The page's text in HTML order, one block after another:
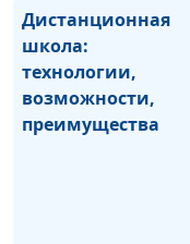
Дистанционная
школа:
технологии,
возможности,
преимущества